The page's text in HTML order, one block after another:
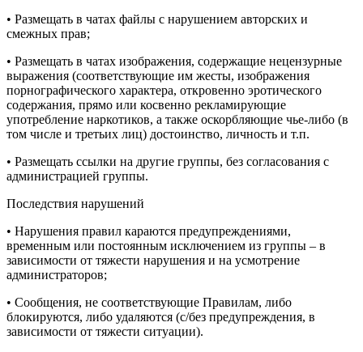
• Размещать в чатах файлы с нарушением авторских и
смежных прав;
• Размещать в чатах изображения, содержащие нецензурные
выражения (соответствующие им жесты, изображения
порнографического характера, откровенно эротического
содержания, прямо или косвенно рекламирующие
употребление наркотиков, а также оскорбляющие чье-либо (в
том числе и третьих лиц) достоинство, личность и т.п.
• Размещать ссылки на другие группы, без согласования с
администрацией группы.
Последствия нарушений
• Нарушения правил караются предупреждениями,
временным или постоянным исключением из группы – в
зависимости от тяжести нарушения и на усмотрение
администраторов;
• Сообщения, не соответствующие Правилам, либо
блокируются, либо удаляются (с/без предупреждения, в
зависимости от тяжести ситуации).